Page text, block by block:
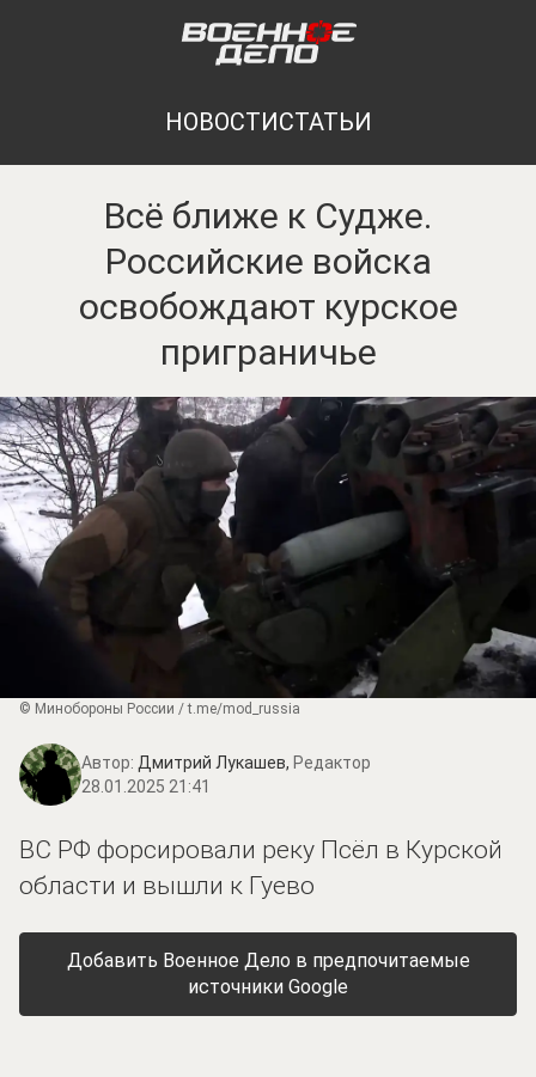
НОВОСТИСТАТЬИ
Всё ближе к Судже.
Российские войска
освобождают курское
приграничье
© Минобороны России / t.me/mod_russia
Автор: Дмитрий Лукашев, Редактор
28.01.2025 21:41
ВС РФ форсировали реку Псёл в Курской
области и вышли к Гуево
Добавить Военное Дело в предпочитаемые
источники Google